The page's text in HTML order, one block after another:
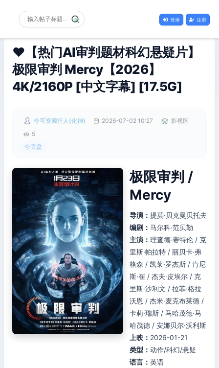
登录 注册
❤️【热门AI审判题材科幻悬疑片】
极限审判 Mercy【2026】
4K/2160P [中文字幕] [17.5G]
夸可资源狂人(化神) 2026-07-02 10:27
影视区
5
夸克盘
极限审判 /
Mercy
导演： 提莫·贝克曼贝托夫
编剧： 马尔科·范贝勒
主演： 理查德·赛特伦 / 克
里斯·帕拉特 / 丽贝卡·弗
格森 / 凯莱·罗杰斯 / 肯尼
斯·崔 / 杰夫·皮埃尔 / 克
里斯·沙利文 / 拉菲·格拉
沃恩 / 杰米·麦克布莱德 /
卡莉·瑞斯 / 马哈茂德·马
哈茂德 / 安娜贝尔·沃利斯
上映： 2026-01-21
类型： 动作/科幻/悬疑
语言： 英语